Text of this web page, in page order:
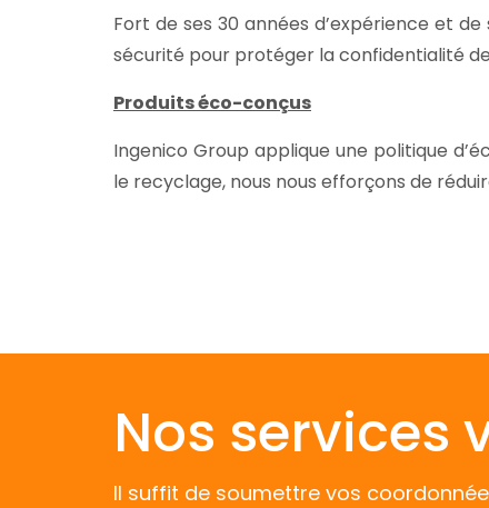
Fort de ses 30 années d’expérience et
sécurité pour protéger la confidentialité
Produits éco-conçus
Ingenico Group applique une politique
le recyclage, nous nous efforçons de
Nos services
Il suffit de soumettre vos